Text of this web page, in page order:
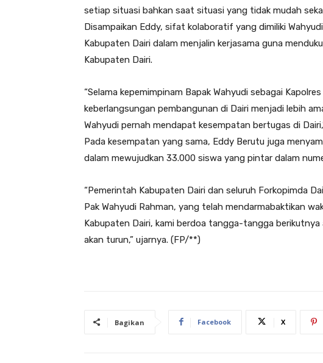
setiap situasi bahkan saat situasi yang tidak mudah
Disampaikan Eddy, sifat kolaboratif yang dimiliki
Kabupaten Dairi dalam menjalin kerjasama guna
Kabupaten Dairi.
“Selama kepemimpinam Bapak Wahyudi sebagai
keberlangsungan pembangunan di Dairi menjadi lebih
Wahyudi pernah mendapat kesempatan bertugas di
Pada kesempatan yang sama, Eddy Berutu juga
dalam mewujudkan 33.000 siswa yang pintar dalam
“Pemerintah Kabupaten Dairi dan seluruh Forkopimda
Pak Wahyudi Rahman, yang telah mendarmabaktikan
Kabupaten Dairi, kami berdoa tangga-tangga
akan turun,” ujarnya. (FP/**)
Bagikan Facebook X